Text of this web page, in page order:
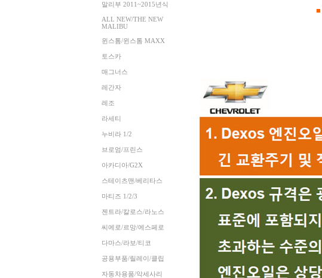
말리부 2011~2015년식
ALL NEW/THE NEW
MALIBU
윈스톰/윈스톰 MAXX
토스카
매그너스
레간자
레조
라세티
누비라 1/2
브로엄/프린스
아카디아/G2X
스테이츠맨/베리타스
마티즈 1/2/3
젠트라/칼로스/라노스
씨에로/르망/에스페로
다마스/라보/티코
공용부품/릴레이/클립
자동차용품/악세사리
■